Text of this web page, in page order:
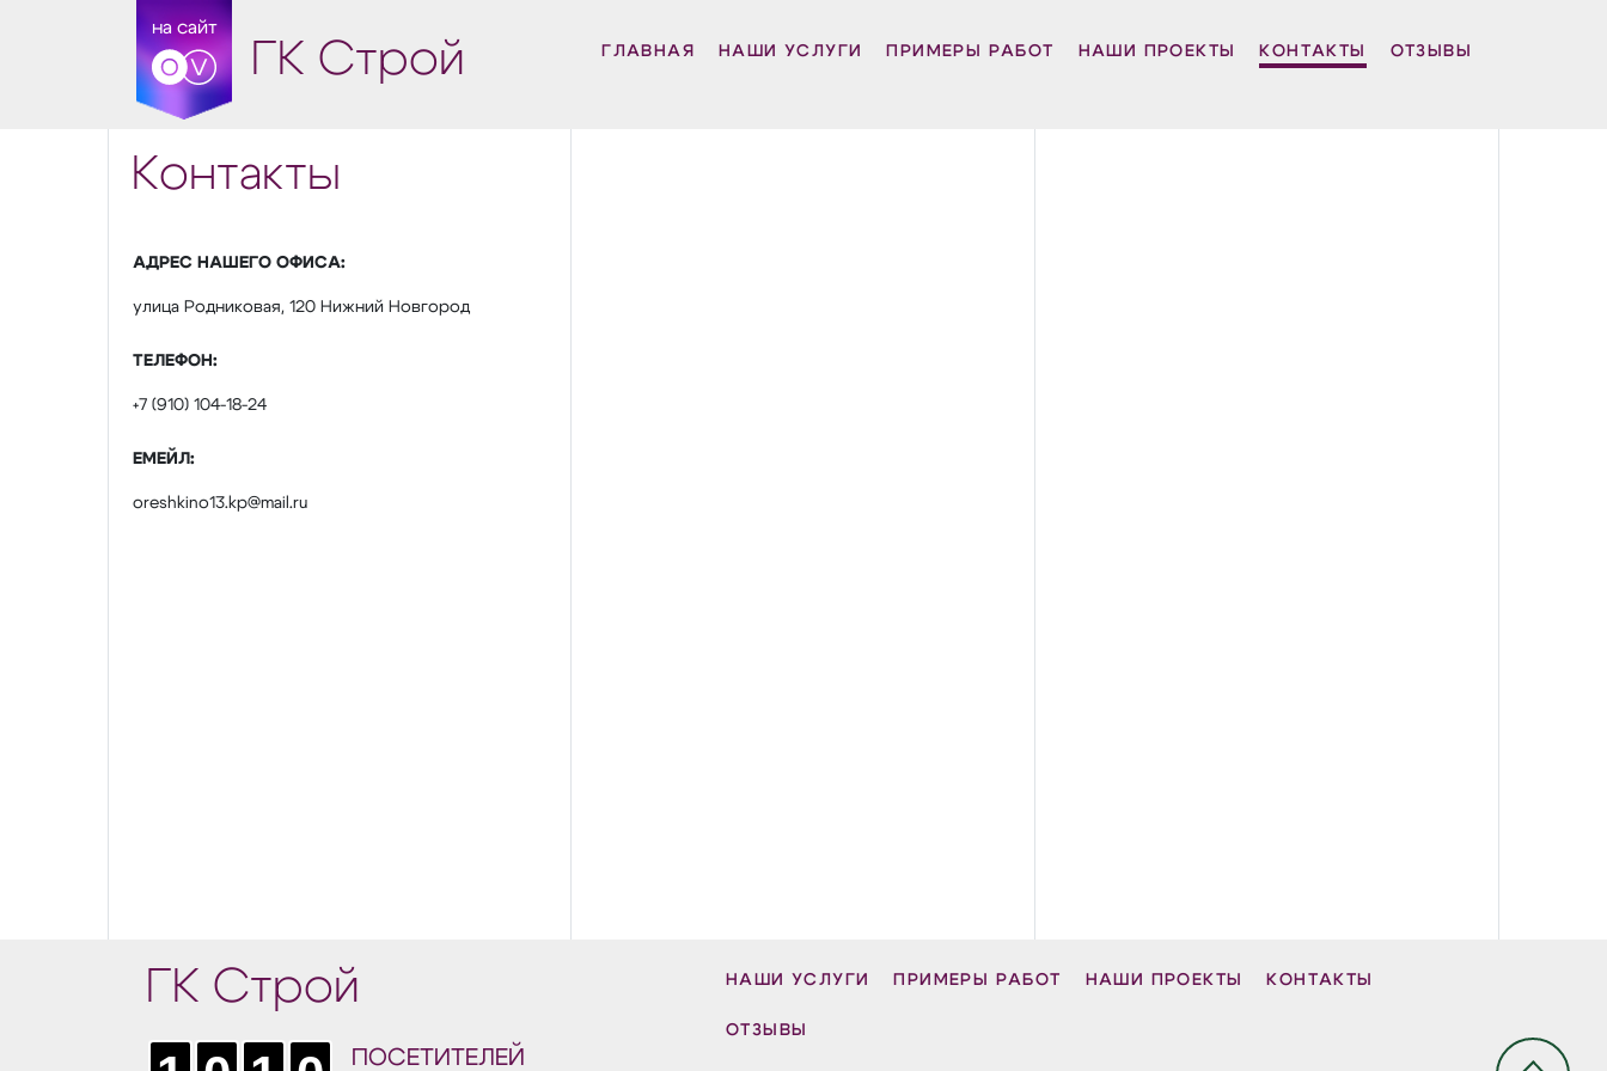
на сайт
ГК Строй ГЛАВНАЯ НАШИ УСЛУГИ ПРИМЕРЫ РАБОТ НАШИ ПРОЕКТЫ КОНТАКТЫ ОТЗЫВЫ
Контакты
АДРЕС НАШЕГО ОФИСА:
улица Родниковая, 120 Нижний Новгород
ТЕЛЕФОН:
+7 (910) 104-18-24
ЕМЕЙЛ:
oreshkino13.kp@mail.ru
ГК Строй
ПОСЕТИТЕЛЕЙ
НАШИ УСЛУГИ ПРИМЕРЫ РАБОТ НАШИ ПРОЕКТЫ КОНТАКТЫ
ОТЗЫВЫ